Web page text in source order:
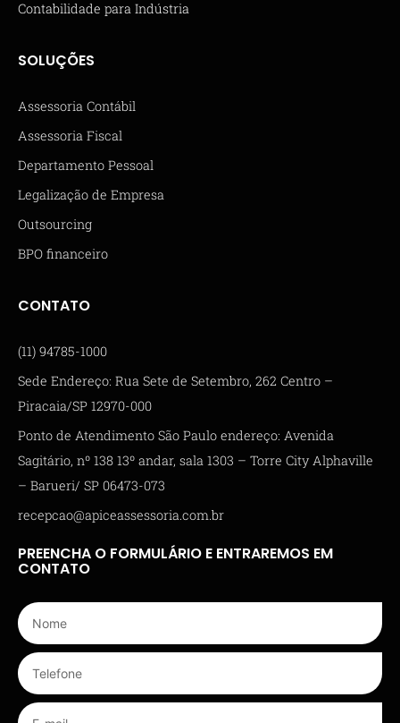
Contabilidade para Indústria
SOLUÇÕES
Assessoria Contábil
Assessoria Fiscal
Departamento Pessoal
Legalização de Empresa
Outsourcing
BPO financeiro
CONTATO
(11) 94785-1000
Sede Endereço: Rua Sete de Setembro, 262 Centro –
Piracaia/SP 12970-000
Ponto de Atendimento São Paulo endereço: Avenida
Sagitário, nº 138 13º andar, sala 1303 – Torre City Alphaville
– Barueri/ SP 06473-073
recepcao@apiceassessoria.com.br
PREENCHA O FORMULÁRIO E ENTRAREMOS EM
CONTATO